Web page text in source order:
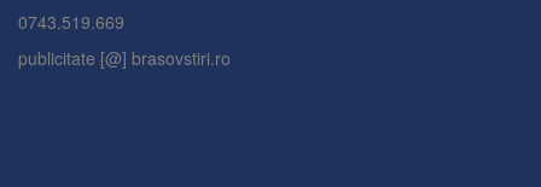
0743.519.669
publicitate [@] brasovstiri.ro